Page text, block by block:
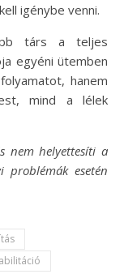
igénybe venni.
társ a teljes
egyéni ütemben
hanem
mind a lélek
nem helyettesíti a
problémák esetén